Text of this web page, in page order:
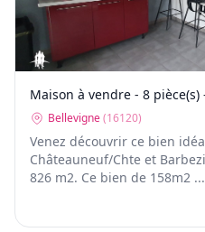
Maison à vendre - 8 pièce(s)
Bellevigne(16120)
Venez découvrir ce bien
Châteauneuf/Chte et
826 m2. Ce bien de 158m2 ...